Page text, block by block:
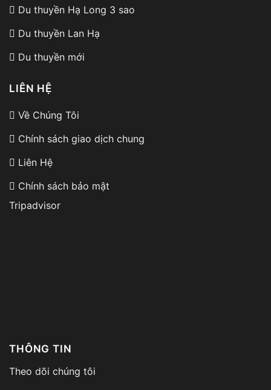
Du thuyền Hạ Long 3 sao
Du thuyền Lan Hạ
Du thuyền mới
LIÊN HỆ
Về Chúng Tôi
Chính sách giao dịch chung
Liên Hệ
Chính sách bảo mật
Tripadvisor
THÔNG TIN
Theo dõi chúng tôi